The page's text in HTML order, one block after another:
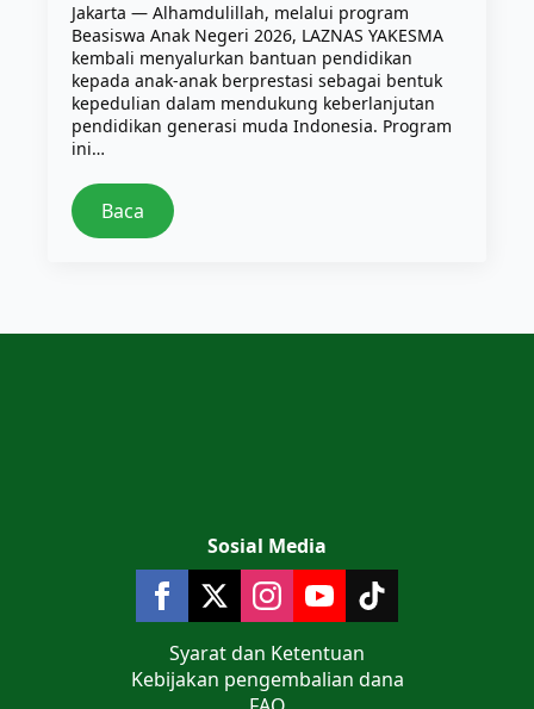
Jakarta — Alhamdulillah, melalui program
Beasiswa Anak Negeri 2026, LAZNAS YAKESMA
kembali menyalurkan bantuan pendidikan
kepada anak-anak berprestasi sebagai bentuk
kepedulian dalam mendukung keberlanjutan
pendidikan generasi muda Indonesia. Program
ini…
Baca
Sosial Media
Syarat dan Ketentuan
Kebijakan pengembalian dana